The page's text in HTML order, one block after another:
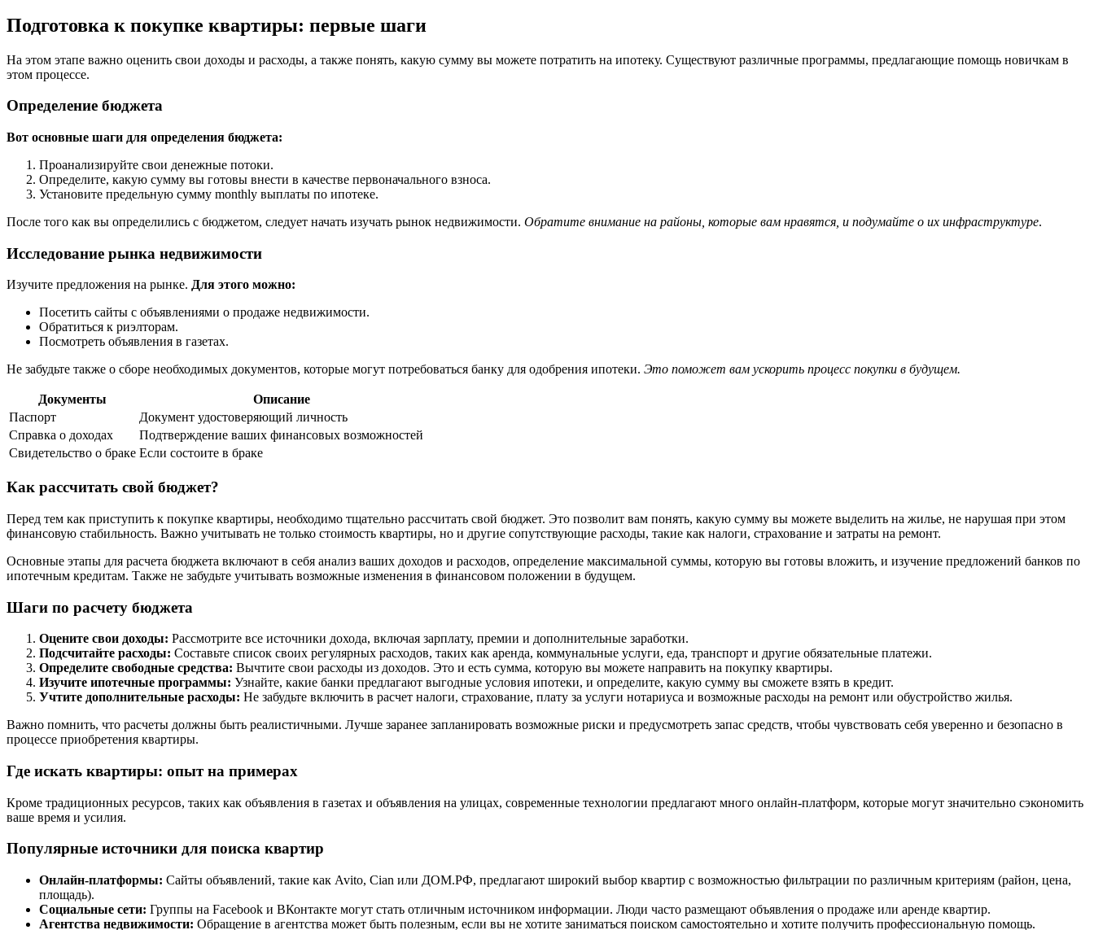
Подготовка к покупке квартиры: первые шаги
На этом этапе важно оценить свои доходы и расходы, а также понять, какую сумму вы можете потратить на ипотеку. Существуют различные программы, предлагающие помощь новичкам в
этом процессе.
Определение бюджета
Вот основные шаги для определения бюджета:
Проанализируйте свои денежные потоки.
Определите, какую сумму вы готовы внести в качестве первоначального взноса.
Установите предельную сумму monthly выплаты по ипотеке.
После того как вы определились с бюджетом, следует начать изучать рынок недвижимости. Обратите внимание на районы, которые вам нравятся, и подумайте о их инфраструктуре.
Исследование рынка недвижимости
Изучите предложения на рынке. Для этого можно:
Посетить сайты с объявлениями о продаже недвижимости.
Обратиться к риэлторам.
Посмотреть объявления в газетах.
Не забудьте также о сборе необходимых документов, которые могут потребоваться банку для одобрения ипотеки. Это поможет вам ускорить процесс покупки в будущем.
Документы
Описание
Паспорт
Документ удостоверяющий личность
Справка о доходах
Подтверждение ваших финансовых возможностей
Свидетельство о браке Если состоите в браке
Как рассчитать свой бюджет?
Перед тем как приступить к покупке квартиры, необходимо тщательно рассчитать свой бюджет. Это позволит вам понять, какую сумму вы можете выделить на жилье, не нарушая при этом
финансовую стабильность. Важно учитывать не только стоимость квартиры, но и другие сопутствующие расходы, такие как налоги, страхование и затраты на ремонт.
Основные этапы для расчета бюджета включают в себя анализ ваших доходов и расходов, определение максимальной суммы, которую вы готовы вложить, и изучение предложений банков по
ипотечным кредитам. Также не забудьте учитывать возможные изменения в финансовом положении в будущем.
Шаги по расчету бюджета
Оцените свои доходы: Рассмотрите все источники дохода, включая зарплату, премии и дополнительные заработки.
Подсчитайте расходы: Составьте список своих регулярных расходов, таких как аренда, коммунальные услуги, еда, транспорт и другие обязательные платежи.
Определите свободные средства: Вычтите свои расходы из доходов. Это и есть сумма, которую вы можете направить на покупку квартиры.
Изучите ипотечные программы: Узнайте, какие банки предлагают выгодные условия ипотеки, и определите, какую сумму вы сможете взять в кредит.
Учтите дополнительные расходы: Не забудьте включить в расчет налоги, страхование, плату за услуги нотариуса и возможные расходы на ремонт или обустройство жилья.
Важно помнить, что расчеты должны быть реалистичными. Лучше заранее запланировать возможные риски и предусмотреть запас средств, чтобы чувствовать себя уверенно и безопасно в
процессе приобретения квартиры.
Где искать квартиры: опыт на примерах
Кроме традиционных ресурсов, таких как объявления в газетах и объявления на улицах, современные технологии предлагают много онлайн-платформ, которые могут значительно сэкономить
ваше время и усилия.
Популярные источники для поиска квартир
Онлайн-платформы: Сайты объявлений, такие как Avito, Cian или ДОМ.РФ, предлагают широкий выбор квартир с возможностью фильтрации по различным критериям (район, цена,
площадь).
Социальные сети: Группы на Facebook и ВКонтакте могут стать отличным источником информации. Люди часто размещают объявления о продаже или аренде квартир.
Агентства недвижимости: Обращение в агентства может быть полезным, если вы не хотите заниматься поиском самостоятельно и хотите получить профессиональную помощь.